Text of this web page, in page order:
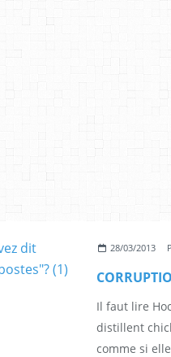
28/03/2013
Il faut lire
distillent
comme si